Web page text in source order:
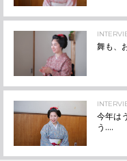
舞も、
今年は
う....